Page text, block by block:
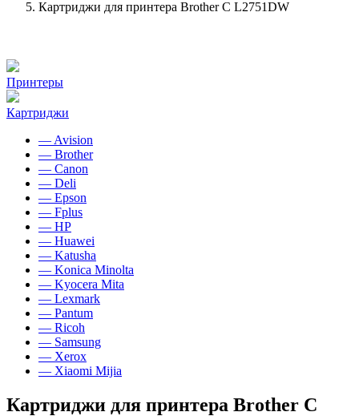
Картриджи для принтера Brother C L2751DW
Принтеры
Картриджи
— Avision
— Brother
— Canon
— Deli
— Epson
— Fplus
— HP
— Huawei
— Katusha
— Konica Minolta
— Kyocera Mita
— Lexmark
— Pantum
— Ricoh
— Samsung
— Xerox
— Xiaomi Mijia
Картриджи для принтера Brother C